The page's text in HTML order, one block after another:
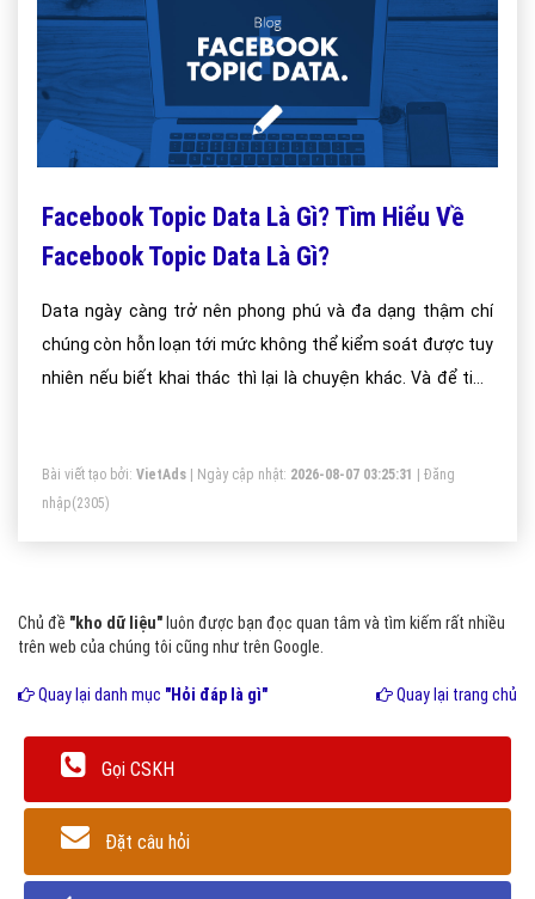
Facebook Topic Data Là Gì? Tìm Hiểu Về
Facebook Topic Data Là Gì?
Data ngày càng trở nên phong phú và đa dạng thậm chí
chúng còn hỗn loạn tới mức không thể kiểm soát được tuy
nhiên nếu biết khai thác thì lại là chuyện khác. Và để tiện
Bài viết tạo bởi: VietAds | Ngày cập nhật: 2026-08-07 03:25:31
Đăng
nhập(2305)
Chủ đề "kho dữ liệu" luôn được bạn đọc quan tâm và tìm kiếm rất nhiều
trên web của chúng tôi cũng như trên Google.
Quay lại danh mục "Hỏi đáp là gì" Quay lại trang chủ
Gọi CSKH
Đặt câu hỏi